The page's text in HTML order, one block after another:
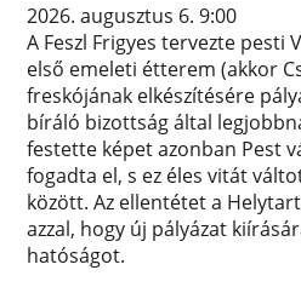
2026. augusztus 6. 9:00
A Feszl Frigyes tervezte pesti
első emeleti étterem (akkor
freskójának elkészítésére
bíráló bizottság által
festette képet azonban Pest
fogadta el, s ez éles vitát
között. Az ellentétet a
azzal, hogy új pályázat
hatóságot.